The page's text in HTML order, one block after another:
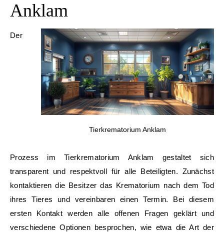
Anklam
Tierkrematorium Anklam
Der
Prozess im Tierkrematorium Anklam gestaltet sich
transparent und respektvoll für alle Beteiligten. Zunächst
kontaktieren die Besitzer das Krematorium nach dem Tod
ihres Tieres und vereinbaren einen Termin. Bei diesem
ersten Kontakt werden alle offenen Fragen geklärt und
verschiedene Optionen besprochen, wie etwa die Art der